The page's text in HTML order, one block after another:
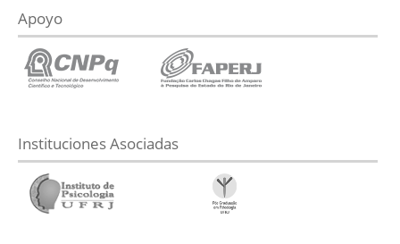
Apoyo
Instituciones Asociadas